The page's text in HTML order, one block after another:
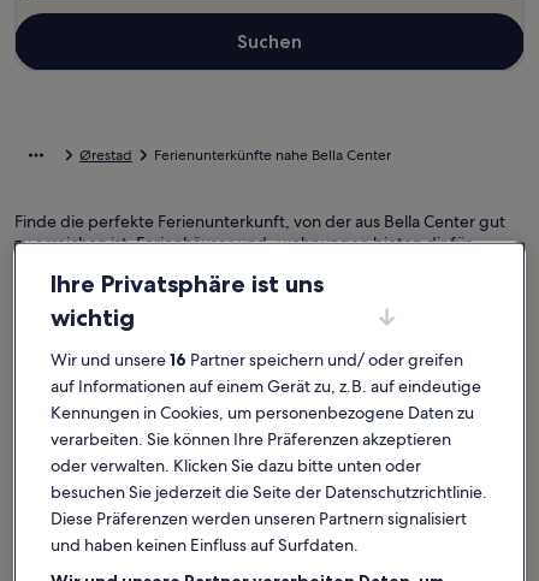
Suchen
Ørestad Ferienunterkünfte nahe Bella Center
Finde die perfekte Ferienunterkunft, von der aus Bella Center gut
zu erreichen ist. Ferienhäuser und -wohnungen bieten dir für
Ausstattung, die keine Wünsche offenlässt, wie einen Kamin sowie
eine Waschmaschine und einen Trockner. Und auch wenn du nach
Raucheroptionen oder barrierearmen Optionen suchst, wirst du das
finden, was dir vorschwebt.
Finde Unterkünfte ganz nach deinem
Geschmack
Suche nach FerienhäusernSuche nach Ferienwohnungen oder
Suche nach
Ihre Privatsphäre ist uns
wichtig
Wir und unsere16 Partner speichern und/ oder greifen
auf Informationen auf einem Gerät zu, z.B. auf eindeutige
Kennungen in Cookies, um personenbezogene Daten zu
verarbeiten. Sie können Ihre Präferenzen akzeptieren
oder verwalten. Klicken Sie dazu bitte unten oder
besuchen Sie jederzeit die Seite der Datenschutzrichtlinie.
Diese Präferenzen werden unseren Partnern signalisiert
und haben keinen Einfluss auf Surfdaten.